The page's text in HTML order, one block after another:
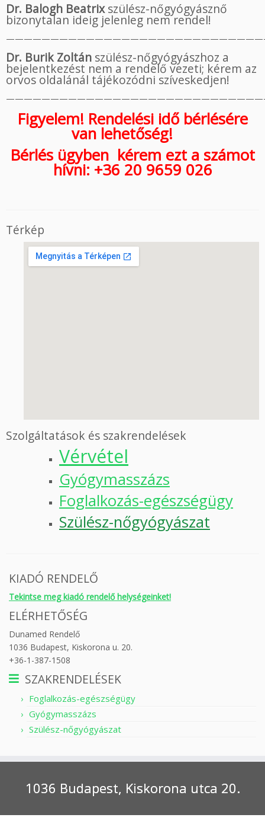
Dr. Balogh Beatrixszülész-nőgyógyásznő
bizonytalan ideig jelenleg nem rendel!
Dr. Burik Zoltán szülész-nőgyógyászhoz a
bejelentkezést nem a rendelő vezeti; kérem az
orvos oldalánál tájékozódni szíveskedjen!
Figyelem! Rendelési idő bérlésére
van lehetőség!
Bérlés ügyben kérem ezt a számot
hívni: +36 20 9659 026
Térkép
Szolgáltatások és szakrendelések
Vérvétel
Gyógymasszázs
Foglalkozás-egészségügy
Szülész-nőgyógyászat
KIADÓ RENDELŐ
Tekintse meg kiadó rendelő helységeinket!
ELÉRHETŐSÉG
Dunamed Rendelő
1036 Budapest, Kiskorona u. 20.
+36-1-387-1508
SZAKRENDELÉSEK
Foglalkozás-egészségügy
Gyógymasszázs
Szülész-nőgyógyászat
1036 Budapest, Kiskorona utca 20.